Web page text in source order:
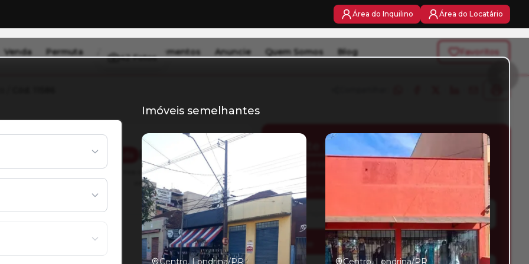
Área do Inquilino Área do Locatário
Venda Permuta Alugar Lançamentos Anuncie Quem Somos Blog Favoritos
Imóveis semelhantes
Centro, Londrina/PR Centro, Londrina/PR
42 Fotos
centro
R$ 1.500.000
Reservamos o direito de alterar os valores
informados sem aviso prévio.
Solicite Mais Informações
141 pessoas estão de olho nesse imóvel
Nome completo
Telefone